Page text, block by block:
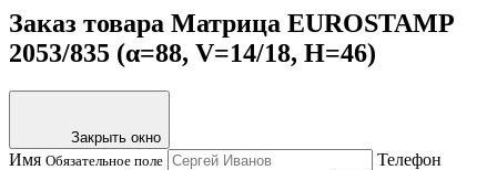
Заказ товара Матрица EUROSTAMP
2053/835 (α=88, V=14/18, H=46)
Закрыть окно
Имя Обязательное поле Телефон